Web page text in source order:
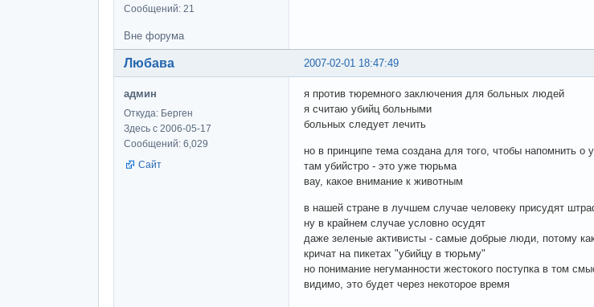
Сообщений: 21
Вне форума
2007-02-01 18:47:49
Любава
админ
Откуда: Берген
Здесь с 2006-05-17
Сообщений: 6,029
Сайт
я против тюремного заключения для больных людей
я считаю убийц больными
больных следует лечить
но в принципе тема создана для того, чтобы напомнить о
там убийстро - это уже тюрьма
вау, какое внимание к животным
в нашей стране в лучшем случае человеку присудят
ну в крайнем случае условно осудят
даже зеленые активисты - самые добрые люди, потому
кричат на пикетах "убийцу в тюрьму"
но понимание негуманности жестокого поступка в том
видимо, это будет через некоторое время